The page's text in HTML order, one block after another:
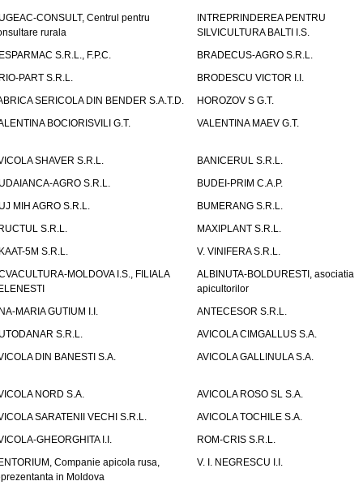
CONSULT, Centrul pentru
rurala
INTREPRINDEREA PENTRU
SILVICULTURA BALTI I.S.
S.R.L., F.P.C.
BRADECUS-AGRO S.R.L.
PART S.R.L.
BRODESCU VICTOR I.I.
SERICOLA DIN BENDER S.A.T.D.
HOROZOV S G.T.
BOCIORISVILI G.T.
VALENTINA MAEV G.T.
SHAVER S.R.L.
BANICERUL S.R.L.
AGRO S.R.L.
BUDEI-PRIM C.A.P.
MIH AGRO S.R.L.
BUMERANG S.R.L.
S.R.L.
MAXIPLANT S.R.L.
5M S.R.L.
V. VINIFERA S.R.L.
MOLDOVA I.S., FILIALA
ALBINUTA-BOLDURESTI, asociatia
apicultorilor
MARIA GUTIUM I.I.
ANTECESOR S.R.L.
S.R.L.
AVICOLA CIMGALLUS S.A.
DIN BANESTI S.A.
AVICOLA GALLINULA S.A.
NORD S.A.
AVICOLA ROSO SL S.A.
SARATENII VECHI S.R.L.
AVICOLA TOCHILE S.A.
GHEORGHITA I.I.
ROM-CRIS S.R.L.
Companie apicola rusa,
in Moldova
V. I. NEGRESCU I.I.